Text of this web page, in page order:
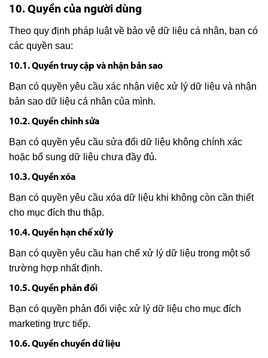
10. Quyền của người dùng
Theo quy định pháp luật về bảo vệ dữ liệu cá nhân, bạn có
các quyền sau:
10.1. Quyền truy cập và nhận bản sao
Bạn có quyền yêu cầu xác nhận việc xử lý dữ liệu và nhận
bản sao dữ liệu cá nhân của mình.
10.2. Quyền chỉnh sửa
Bạn có quyền yêu cầu sửa đổi dữ liệu không chính xác
hoặc bổ sung dữ liệu chưa đầy đủ.
10.3. Quyền xóa
Bạn có quyền yêu cầu xóa dữ liệu khi không còn cần thiết
cho mục đích thu thập.
10.4. Quyền hạn chế xử lý
Bạn có quyền yêu cầu hạn chế xử lý dữ liệu trong một số
trường hợp nhất định.
10.5. Quyền phản đối
Bạn có quyền phản đối việc xử lý dữ liệu cho mục đích
marketing trực tiếp.
10.6. Quyền chuyển dữ liệu